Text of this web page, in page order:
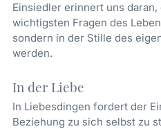
Einsiedler erinnert uns
wichtigsten Fragen des
sondern in der Stille des
werden.
In der Liebe
In Liebesdingen fordert der
Beziehung zu sich selbst zu